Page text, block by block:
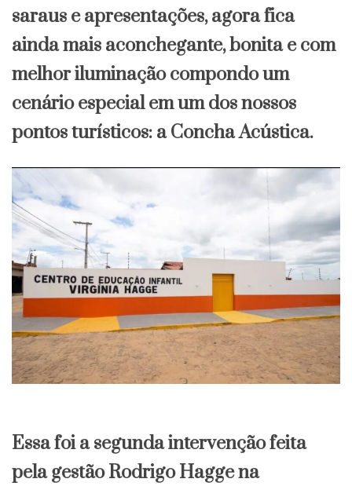
saraus e apresentações, agora fica
ainda mais aconchegante, bonita e com
melhor iluminação compondo um
cenário especial em um dos nossos
pontos turísticos: a Concha Acústica.
Essa foi a segunda intervenção feita
pela gestão Rodrigo Hagge na